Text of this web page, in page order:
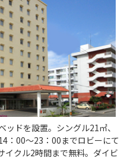
ドを設置。シングル21㎡、
：00～23：00までロビーにて
イクル2時間まで無料。ダイビ